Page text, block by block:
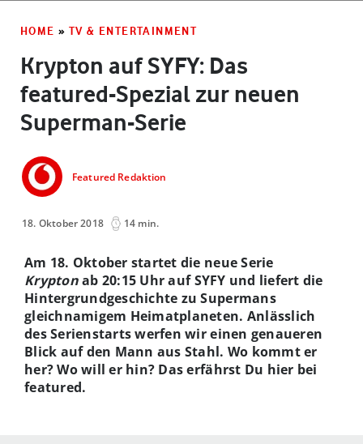
HOME » TV & ENTERTAINMENT
Krypton auf SYFY: Das
featured-Spezial zur neuen
Superman-Serie
Featured Redaktion
18. Oktober 2018 14 min.
Am 18. Oktober startet die neue Serie
Kryptonab 20:15 Uhr auf SYFY und liefert die
Hintergrundgeschichte zu Supermans
gleichnamigem Heimatplaneten. Anlässlich
des Serienstarts werfen wir einen genaueren
Blick auf den Mann aus Stahl. Wo kommt er
her? Wo will er hin? Das erfährst Du hier bei
featured.